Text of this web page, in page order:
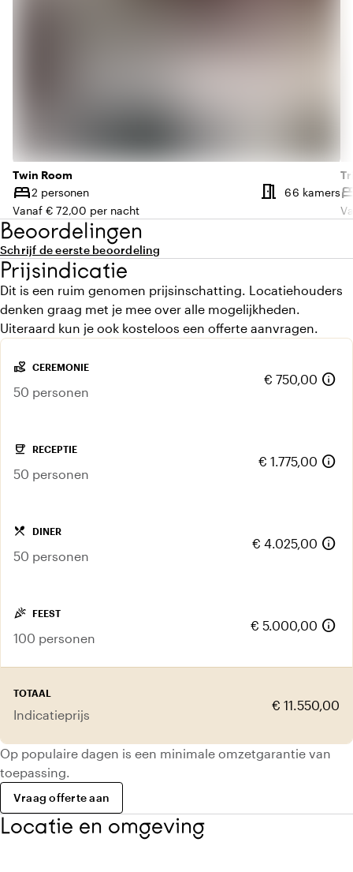
Twin Room
bed
Capaciteit
2 personen meeting_room
66 kamers
Vanaf € 72,00 per nacht
Beoordelingen
Schrijf de eerste beoordeling
Prijsindicatie
Dit is een ruim genomen prijsinschatting. Locatiehouders
denken graag met je mee over alle mogelijkheden.
Uiteraard kun je ook kosteloos een offerte aanvragen.
volunteer_activism CEREMONIE
50 personen
€ 750,00 info
coffee RECEPTIE
50 personen
€ 1.775,00 info
local_dining DINER
50 personen
€ 4.025,00 info
celebration FEEST
100 personen
€ 5.000,00 info
TOTAAL
Indicatieprijs
€ 11.550,00
Op populaire dagen is een minimale omzetgarantie van
toepassing.
Vraag offerte aan
Locatie en omgeving